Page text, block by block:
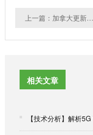
上一篇：加拿大更新无线通信设备标准，新增重要频谱资源
相关文章